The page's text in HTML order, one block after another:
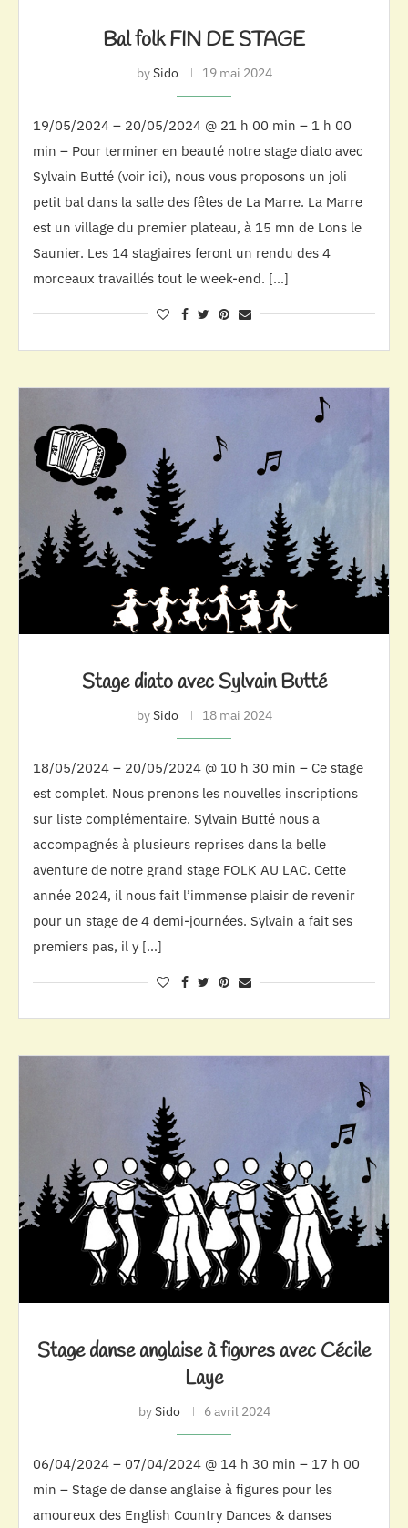
Bal folk FIN DE STAGE
bySido 19 mai 2024
19/05/2024 – 20/05/2024 @ 21 h 00 min – 1 h 00
min – Pour terminer en beauté notre stage diato avec
Sylvain Butté (voir ici), nous vous proposons un joli
petit bal dans la salle des fêtes de La Marre. La Marre
est un village du premier plateau, à 15 mn de Lons le
Saunier. Les 14 stagiaires feront un rendu des 4
morceaux travaillés tout le week-end. […]
Stage diato avec Sylvain Butté
bySido 18 mai 2024
18/05/2024 – 20/05/2024 @ 10 h 30 min – Ce stage
est complet. Nous prenons les nouvelles inscriptions
sur liste complémentaire. Sylvain Butté nous a
accompagnés à plusieurs reprises dans la belle
aventure de notre grand stage FOLK AU LAC. Cette
année 2024, il nous fait l’immense plaisir de revenir
pour un stage de 4 demi-journées. Sylvain a fait ses
premiers pas, il y […]
Stage danse anglaise à figures avec Cécile
Laye
bySido 6 avril 2024
06/04/2024 – 07/04/2024 @ 14 h 30 min – 17 h 00
min – Stage de danse anglaise à figures pour les
amoureux des English Country Dances & danses